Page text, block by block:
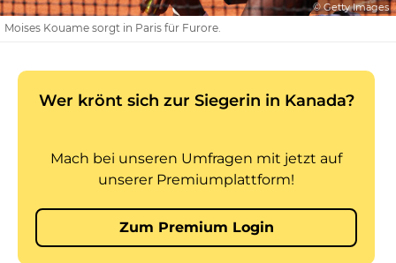
© Getty Images
Moises Kouame sorgt in Paris für Furore.